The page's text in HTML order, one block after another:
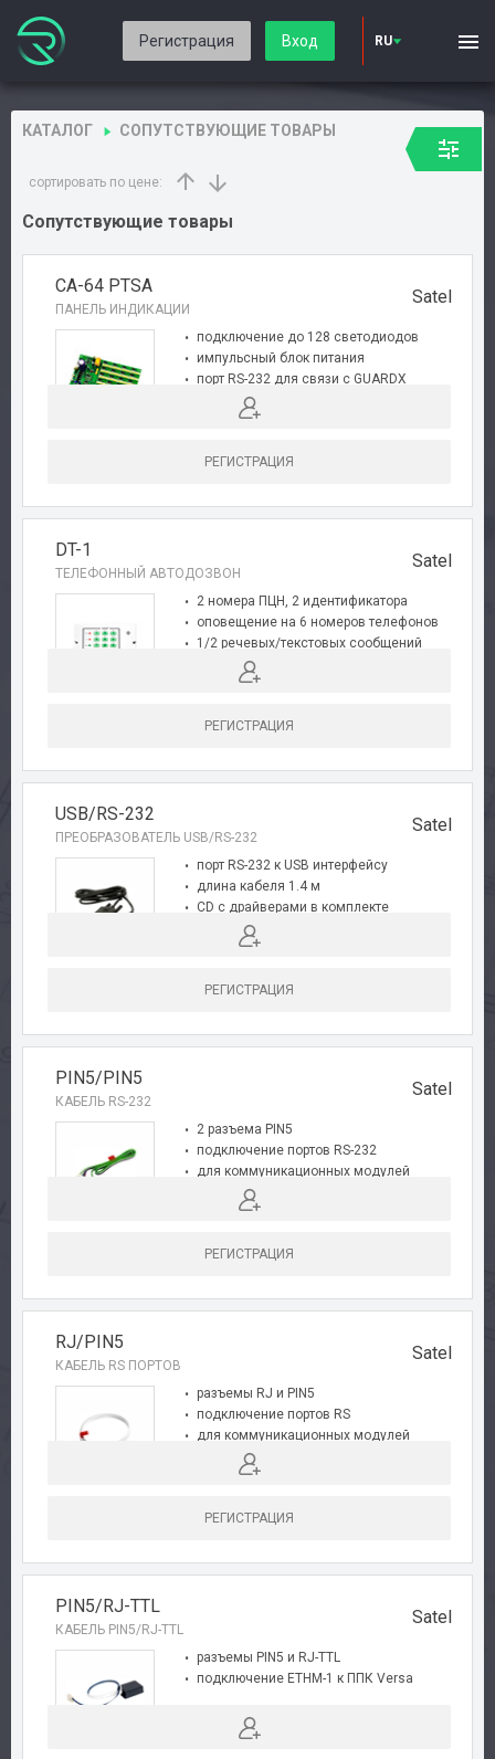
Регистрация Вход RU
Авторизация
КАТАЛОГ СОПУТСТВУЮЩИЕ ТОВАРЫ
Сопутствующие товары
сортировать по цене:
CA-64 PTSA
ПАНЕЛЬ ИНДИКАЦИИ
Satel
подключение до 128 светодиодов
импульсный блок питания
порт RS-232 для связи с GUARDX
для ППК серии INTEGRA
РЕГИСТРАЦИЯ
DT-1
ТЕЛЕФОННЫЙ АВТОДОЗВОН
Satel
2 номера ПЦН, 2 идентификатора
оповещение на 6 номеров телефонов
1/2 речевых/текстовых сообщений
проверка состояния системы
РЕГИСТРАЦИЯ
USB/RS-232
ПРЕОБРАЗОВАТЕЛЬ USB/RS-232
Satel
порт RS-232 к USB интерфейсу
длина кабеля 1.4 м
CD с драйверами в комплекте
РЕГИСТРАЦИЯ
PIN5/PIN5
КАБЕЛЬ RS-232
Satel
2 разъема PIN5
подключение портов RS-232
для коммуникационных модулей
РЕГИСТРАЦИЯ
RJ/PIN5
КАБЕЛЬ RS ПОРТОВ
Satel
разъемы RJ и PIN5
подключение портов RS
для коммуникационных модулей
РЕГИСТРАЦИЯ
PIN5/RJ-TTL
КАБЕЛЬ PIN5/RJ-TTL
Satel
разъемы PIN5 и RJ-TTL
подключение ETHM-1 к ППК Versa